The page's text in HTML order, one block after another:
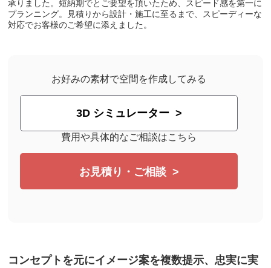
承りました。短納期でとご要望を頂いたため、スピード感を第一に
プランニング。見積りから設計・施工に至るまで、スピーディーな
対応でお客様のご希望に添えました。
お好みの素材で空間を作成してみる
3D シミュレーター
費用や具体的なご相談はこちら
お見積り・ご相談
コンセプトを元にイメージ案を複数提示、忠実に実